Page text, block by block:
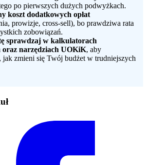
po pierwszych dużych podwyżkach.
koszt dodatkowych opłat
prowizje, cross-sell), bo prawdziwa rata
zobowiązań.
sprawdzaj w kalkulatorach
oraz narzędziach UOKiK, aby
jak zmieni się Twój budżet w trudniejszych